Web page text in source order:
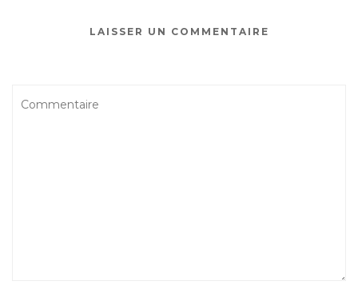
LAISSER UN COMMENTAIRE